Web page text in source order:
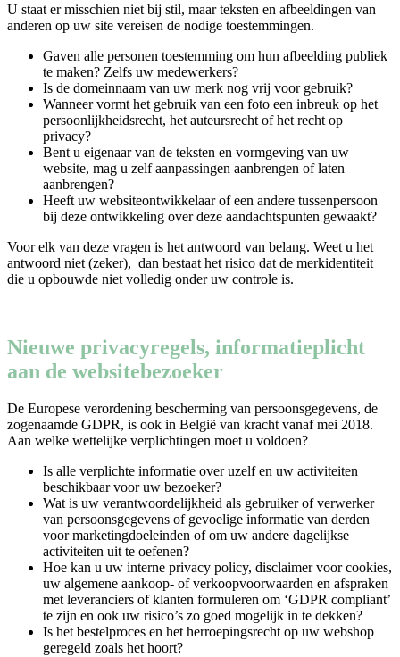
U staat er misschien niet bij stil, maar teksten en afbeeldingen van
anderen op uw site vereisen de nodige toestemmingen.
Gaven alle personen toestemming om hun afbeelding publiek
te maken? Zelfs uw medewerkers?
Is de domeinnaam van uw merk nog vrij voor gebruik?
Wanneer vormt het gebruik van een foto een inbreuk op het
persoonlijkheidsrecht, het auteursrecht of het recht op
privacy?
Bent u eigenaar van de teksten en vormgeving van uw
website, mag u zelf aanpassingen aanbrengen of laten
aanbrengen?
Heeft uw websiteontwikkelaar of een andere tussenpersoon
bij deze ontwikkeling over deze aandachtspunten gewaakt?
Voor elk van deze vragen is het antwoord van belang. Weet u het
antwoord niet (zeker), dan bestaat het risico dat de merkidentiteit
die u opbouwde niet volledig onder uw controle is.
Nieuwe privacyregels, informatieplicht
aan de websitebezoeker
De Europese verordening bescherming van persoonsgegevens, de
zogenaamde GDPR, is ook in België van kracht vanaf mei 2018.
Aan welke wettelijke verplichtingen moet u voldoen?
Is alle verplichte informatie over uzelf en uw activiteiten
beschikbaar voor uw bezoeker?
Wat is uw verantwoordelijkheid als gebruiker of verwerker
van persoonsgegevens of gevoelige informatie van derden
voor marketingdoeleinden of om uw andere dagelijkse
activiteiten uit te oefenen?
Hoe kan u uw interne privacy policy, disclaimer voor cookies,
uw algemene aankoop- of verkoopvoorwaarden en afspraken
met leveranciers of klanten formuleren om ‘GDPR compliant’
te zijn en ook uw risico’s zo goed mogelijk in te dekken?
Is het bestelproces en het herroepingsrecht op uw webshop
geregeld zoals het hoort?